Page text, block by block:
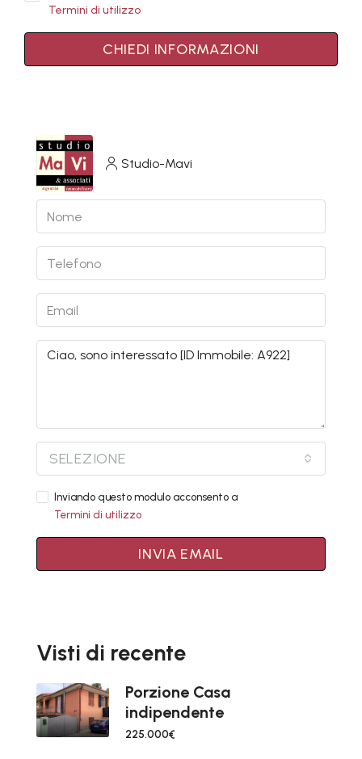
Termini di utilizzo
CHIEDI INFORMAZIONI
Studio-Mavi
SELEZIONE
Inviando questo modulo acconsento a
Termini di utilizzo
INVIA EMAIL
Visti di recente
Porzione Casa
indipendente
225.000€